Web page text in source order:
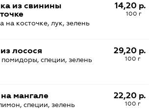
14,20 р.
100 г
из свинины
на косточке, лук, зелень
29,20 р.
100 г
лосося
помидоры, специи, зелень
22,20 р.
100 г
мангале
специи, зелень